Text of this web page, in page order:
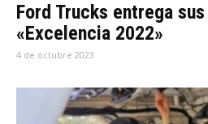
Ford Trucks entrega
«Excelencia 2022»
4 de octubre 2023